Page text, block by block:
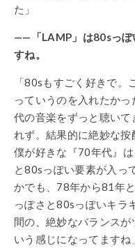
た」
——「LAMP」は80sっぽ
すね。
「80sもすごく好きで
っていうのを入れたか
代の音楽をずっと聴い
れず。結果的に絶妙な按
僕が好きな『70年代』
と80sっぽい要素が入っ
かでも、78年から81年
っぽさと80sっぽいキラ
間の、絶妙なバランス
いう感じになってますね」